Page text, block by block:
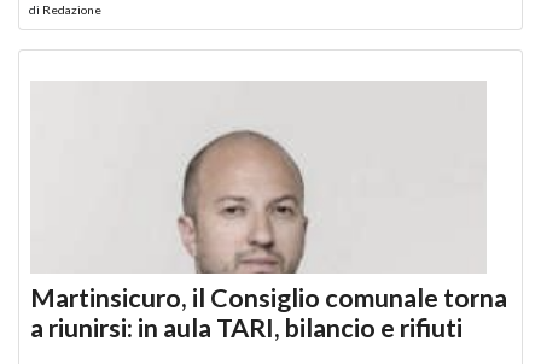
di Redazione
Martinsicuro, il Consiglio comunale torna
a riunirsi: in aula TARI, bilancio e rifiuti